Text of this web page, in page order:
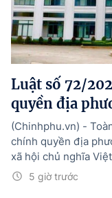
Luật số 72/
quyền địa
5 giờ trước
(Chinhphu.vn) -
chính quyền địa
xã hội chủ nghĩa